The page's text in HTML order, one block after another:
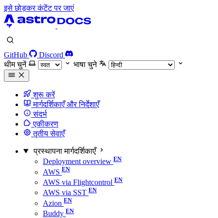
इसे छोड़कर कंटेंट पर जाएं
GitHub
Discord
थीम चुनें
भाषा चुने
शुरू करें
मार्गदर्शिकाएँ और निर्देशाएँ
संदर्भ
एकीकरण
तृतीय सेवाएँ
प्रस्थापना मार्गदर्शिकाएँ
Deployment overview
AWS
AWS via Flightcontrol
AWS via SST
Azion
Buddy